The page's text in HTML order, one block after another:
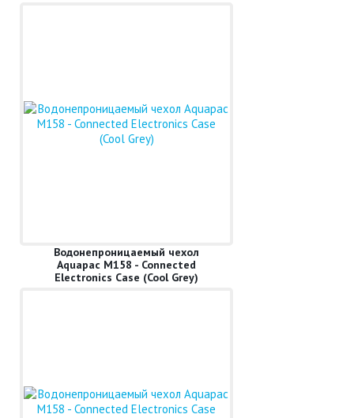
Водонепроницаемый чехол
Aquapac M158 - Connected
Electronics Case (Cool Grey)